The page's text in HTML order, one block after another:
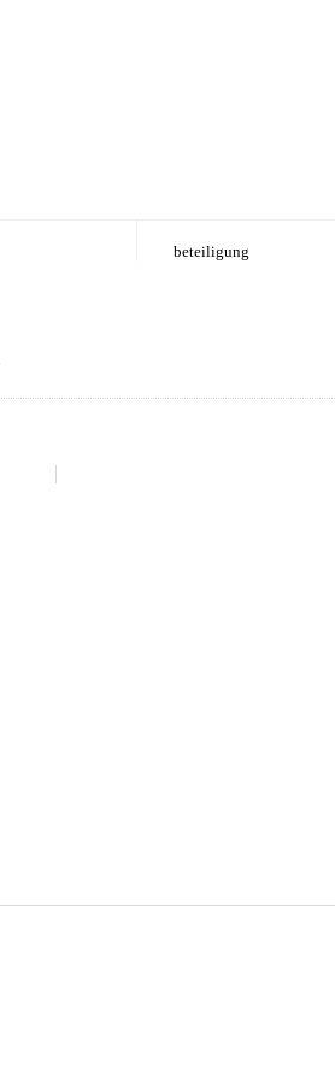
beteiligung